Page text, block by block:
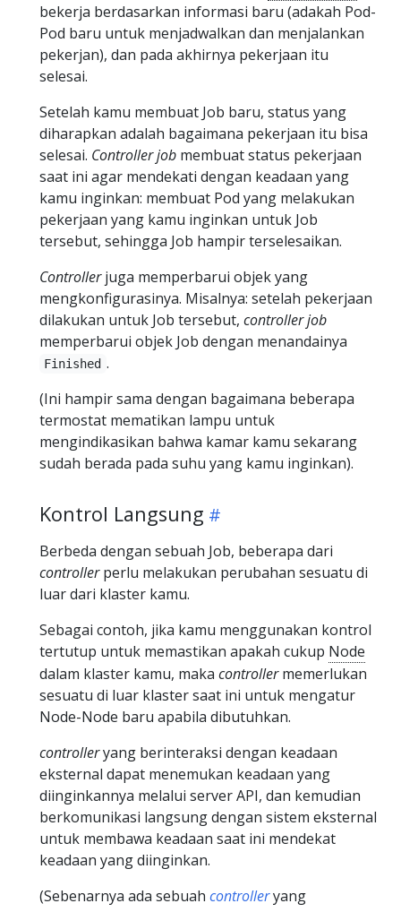
bekerja berdasarkan informasi baru (adakah Pod-
Pod baru untuk menjadwalkan dan menjalankan
pekerjan), dan pada akhirnya pekerjaan itu
selesai.
Setelah kamu membuat Job baru, status yang
diharapkan adalah bagaimana pekerjaan itu bisa
selesai. Controller job membuat status pekerjaan
saat ini agar mendekati dengan keadaan yang
kamu inginkan: membuat Pod yang melakukan
pekerjaan yang kamu inginkan untuk Job
tersebut, sehingga Job hampir terselesaikan.
Controllerjuga memperbarui objek yang
mengkonfigurasinya. Misalnya: setelah pekerjaan
dilakukan untuk Job tersebut, controller job
memperbarui objek Job dengan menandainya
Finished .
(Ini hampir sama dengan bagaimana beberapa
termostat mematikan lampu untuk
mengindikasikan bahwa kamar kamu sekarang
sudah berada pada suhu yang kamu inginkan).
Kontrol Langsung
Berbeda dengan sebuah Job, beberapa dari
controllerperlu melakukan perubahan sesuatu di
luar dari klaster kamu.
Sebagai contoh, jika kamu menggunakan kontrol
tertutup untuk memastikan apakah cukup Node
dalam klaster kamu, maka controllermemerlukan
sesuatu di luar klaster saat ini untuk mengatur
Node-Node baru apabila dibutuhkan.
controlleryang berinteraksi dengan keadaan
eksternal dapat menemukan keadaan yang
diinginkannya melalui server API, dan kemudian
berkomunikasi langsung dengan sistem eksternal
untuk membawa keadaan saat ini mendekat
keadaan yang diinginkan.
(Sebenarnya ada sebuah controlleryang